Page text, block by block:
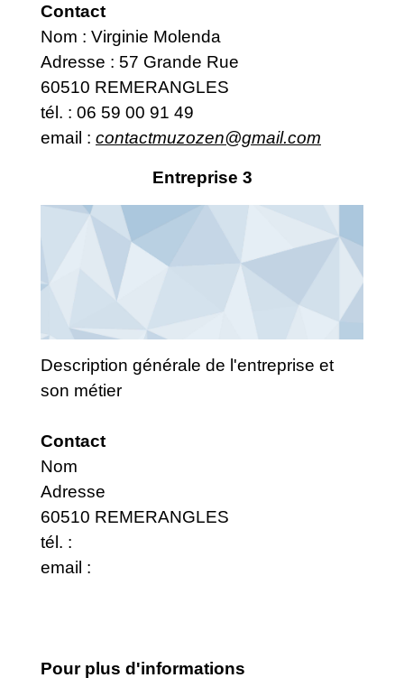
Contact
Nom : Virginie Molenda
Adresse : 57 Grande Rue
60510 REMERANGLES
tél. : 06 59 00 91 49
email : contactmuzozen@gmail.com
Entreprise 3
Description générale de l'entreprise et
son métier
Contact
Nom
Adresse
60510 REMERANGLES
tél. :
email :
Pour plus d'informations